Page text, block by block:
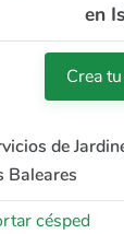
en
Crea
de
Baleares
césped